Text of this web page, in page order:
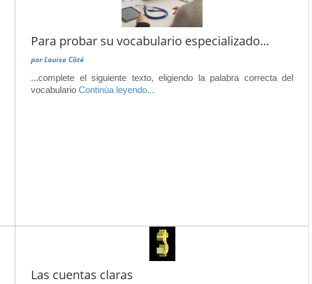
Para probar su vocabulario especializado...
porLouise Côté
...complete el siguiente texto, eligiendo la palabra correcta del
vocabulario Continúa leyendo...
Las cuentas claras